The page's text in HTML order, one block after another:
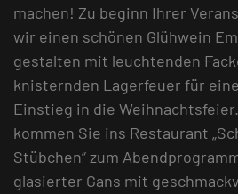
machen! Zu beginn Ihrer
wir einen schönen Glühwein
gestalten mit leuchtenden
knisternden Lagerfeuer für
Einstieg in die
kommen Sie ins Restaurant
Stübchen“ zum
glasierter Gans mit